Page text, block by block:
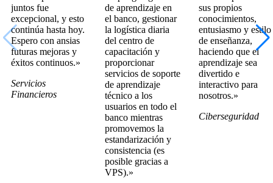
juntos fue
excepcional, y esto
continúa hasta hoy.
Espero con ansias
futuras mejoras y
éxitos continuos.»
Servicios
Financieros
de aprendizaje en
el banco, gestionar
la logística diaria
del centro de
capacitación y
proporcionar
servicios de soporte
de aprendizaje
técnico a los
usuarios en todo el
banco mientras
promovemos la
estandarización y
consistencia (es
posible gracias a
VPS).»
sus propios
conocimientos,
entusiasmo y estilo
de enseñanza,
haciendo que el
aprendizaje sea
divertido e
interactivo para
nosotros.»
Ciberseguridad